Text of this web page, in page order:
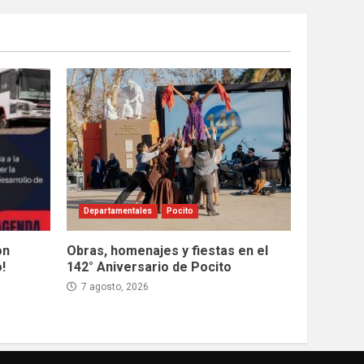
Departamentales Pocito
Obras, homenajes y fiestas en el
142° Aniversario de Pocito
7 agosto, 2026